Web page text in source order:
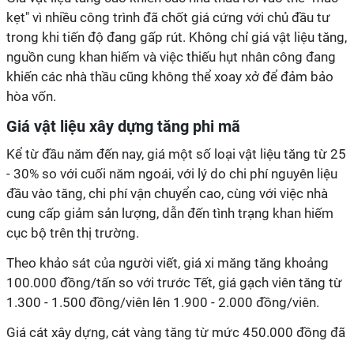
kẹt" vì nhiều công trình đã chốt giá cứng với chủ đầu tư
trong khi tiến độ đang gấp rút. Không chỉ giá vật liệu tăng,
nguồn cung khan hiếm và việc thiếu hụt nhân công đang
khiến các nhà thầu cũng không thể xoay xở để đảm bảo
hòa vốn.
Giá vật liệu xây dựng tăng phi mã
Kể từ đầu năm đến nay, giá một số loại vật liệu tăng từ 25
- 30% so với cuối năm ngoái, với lý do chi phí nguyên liệu
đầu vào tăng, chi phí vận chuyển cao, cùng với việc nhà
cung cấp giảm sản lượng, dẫn đến tình trạng khan hiếm
cục bộ trên thị trường.
Theo khảo sát của người viết, giá xi măng tăng khoảng
100.000 đồng/tấn so với trước Tết, giá gạch viên tăng từ
1.300 - 1.500 đồng/viên lên 1.900 - 2.000 đồng/viên.
Giá cát xây dựng, cát vàng tăng từ mức 450.000 đồng đã